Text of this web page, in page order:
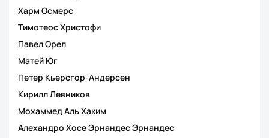
Харм Осмерс
Тимотеос Христофи
Павел Орел
Матей Юг
Петер Кьерсгор-Андерсен
Кирилл Левников
Мохаммед Аль Хаким
Алехандро Хосе Эрнандес Эрнандес